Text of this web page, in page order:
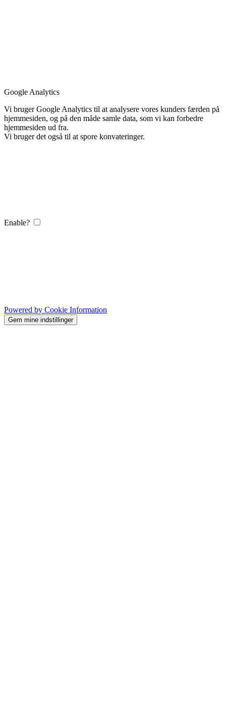
Google Analytics
Vi bruger Google Analytics til at analysere vores kunders færden på
hjemmesiden, og på den måde samle data, som vi kan forbedre
hjemmesiden ud fra.
Vi bruger det også til at spore konvateringer.
Enable?
Powered by Cookie Information
Gem mine indstillinger